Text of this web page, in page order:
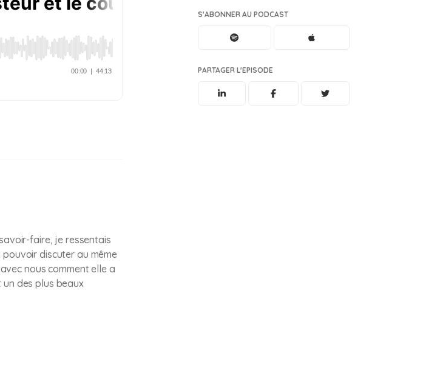
faire, je ressentais
discuter au même
nous comment elle a
un des plus beaux
S'ABONNER AU PODCAST
PARTAGER L'EPISODE